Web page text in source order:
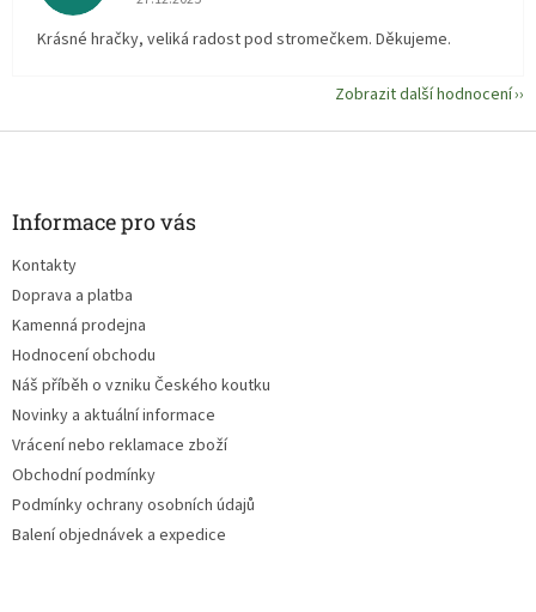
Krásné hračky, veliká radost pod stromečkem. Děkujeme.
Zobrazit další hodnocení
Informace pro vás
Kontakty
Doprava a platba
Kamenná prodejna
Hodnocení obchodu
Náš příběh o vzniku Českého koutku
Novinky a aktuální informace
Vrácení nebo reklamace zboží
Obchodní podmínky
Podmínky ochrany osobních údajů
Balení objednávek a expedice